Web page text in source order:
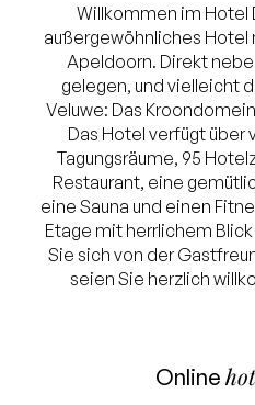
Willkommen im Hotel
außergewöhnliches Hotel
Apeldoorn. Direkt
gelegen, und vielleicht
Veluwe: Das
Das Hotel verfügt
Tagungsräume, 95
Restaurant, eine
eine Sauna und einen
Etage mit herrlichem
Sie sich von der
seien Sie herzlich
Online